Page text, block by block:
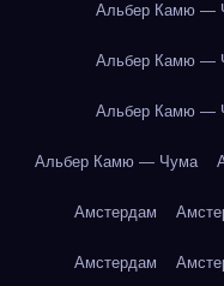
Альбер Камю —
Альбер Камю —
Альбер Камю —
Альбер Камю — Чума
Амстердам
Амстердам